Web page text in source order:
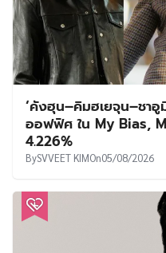
‘คังฮุน–คิมฮเยจุน–ชาอู
ออฟฟิศ ใน My Bias,
4.226%
BySVVEET KIMOn05/08/2026